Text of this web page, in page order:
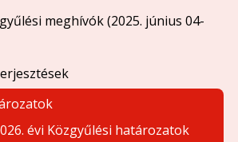
meghívók (2025. június 04-
évi Közgyűlési határozatok